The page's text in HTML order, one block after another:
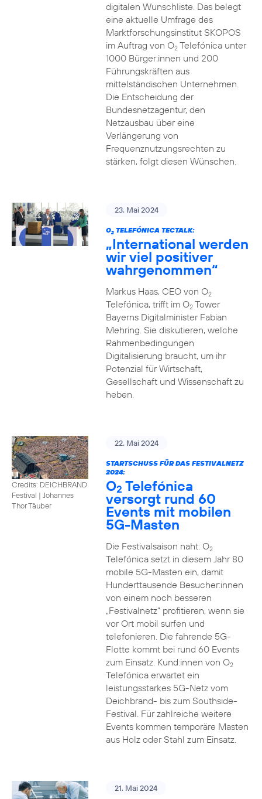
digitalen Wunschliste. Das belegt
eine aktuelle Umfrage des
Marktforschungsinstitut SKOPOS
im Auftrag von O2Telefónica unter
1000 Bürger:innen und 200
Führungskräften aus
mittelständischen Unternehmen.
Die Entscheidung der
Bundesnetzagentur, den
Netzausbau über eine
Verlängerung von
Frequenznutzungsrechten zu
stärken, folgt diesen Wünschen.
23. Mai 2024
O2TELEFÓNICA TECTALK:
„International werden
wir viel positiver
wahrgenommen“
Markus Haas, CEO von O2
Telefónica, trifft im O2Tower
Bayerns Digitalminister Fabian
Mehring. Sie diskutieren, welche
Rahmenbedingungen
Digitalisierung braucht, um ihr
Potenzial für Wirtschaft,
Gesellschaft und Wissenschaft zu
heben.
Credits: DEICHBRAND
Festival | Johannes
Thor Täuber
22. Mai 2024
STARTSCHUSS FÜR DAS FESTIVALNETZ
2024:
O2 Telefónica
versorgt rund 60
Events mit mobilen
5G-Masten
Die Festivalsaison naht: O2
Telefónica setzt in diesem Jahr 80
mobile 5G-Masten ein, damit
Hunderttausende Besucher:innen
von einem noch besseren
„Festivalnetz“ profitieren, wenn sie
vor Ort mobil surfen und
telefonieren. Die fahrende 5G-
Flotte kommt bei rund 60 Events
zum Einsatz. Kund:innen von O2
Telefónica erwartet ein
leistungsstarkes 5G-Netz vom
Deichbrand- bis zum Southside-
Festival. Für zahlreiche weitere
Events kommen temporäre Masten
aus Holz oder Stahl zum Einsatz.
21. Mai 2024